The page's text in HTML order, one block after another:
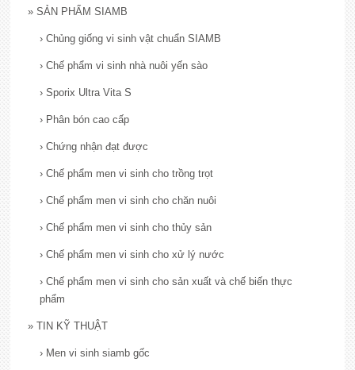
» SẢN PHẨM SIAMB
› Chủng giống vi sinh vật chuẩn SIAMB
› Chế phẩm vi sinh nhà nuôi yến sào
› Sporix Ultra Vita S
› Phân bón cao cấp
› Chứng nhận đạt được
› Chế phẩm men vi sinh cho trồng trọt
› Chế phẩm men vi sinh cho chăn nuôi
› Chế phẩm men vi sinh cho thủy sản
› Chế phẩm men vi sinh cho xử lý nước
› Chế phẩm men vi sinh cho sản xuất và chế biến thực
phẩm
» TIN KỸ THUẬT
› Men vi sinh siamb gốc